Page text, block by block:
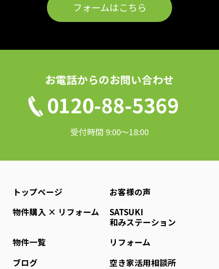
フォームはこちら
お電話からのお問い合わせ
0120-88-5369
受付時間 9:00〜18:00
トップページ
お客様の声
物件購入 × リフォーム
SATSUKI
和みステーション
物件一覧
リフォーム
ブログ
空き家活用相談所